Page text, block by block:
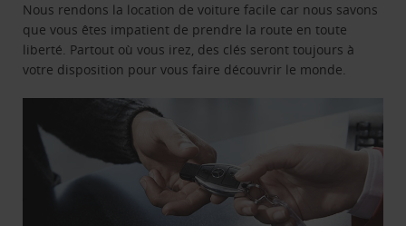
Nous rendons la location de voiture facile car nous savons
que vous êtes impatient de prendre la route en toute
liberté. Partout où vous irez, des clés seront toujours à
votre disposition pour vous faire découvrir le monde.